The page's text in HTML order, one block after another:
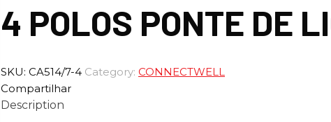
4 POLOS PONTE DE
SKU: CA514/7-4 Category: CONNECTWELL
Compartilhar
Description